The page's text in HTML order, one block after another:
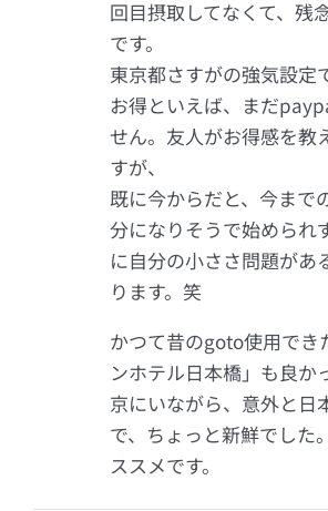
回目摂取してなくて、残
です。
東京都さすがの強気設定
お得といえば、まだ
せん。友人がお得感を教
すが、
既に今からだと、今まで
分になりそうで始められ
に自分の小ささ問題があ
ります。笑
かつて昔のgoto使用でき
ンホテル日本橋」も良か
京にいながら、意外と日
で、ちょっと新鮮でした
ススメです。